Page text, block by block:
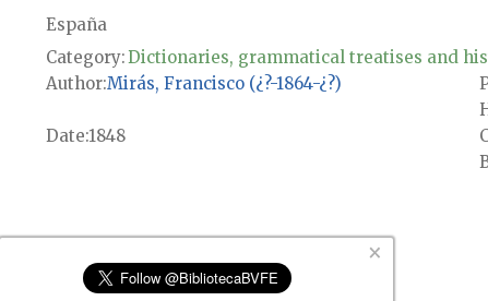
España
Category:Dictionaries, grammatical treatises and
Author Mirás, Francisco (¿?-1864-¿?)
Date1848
×